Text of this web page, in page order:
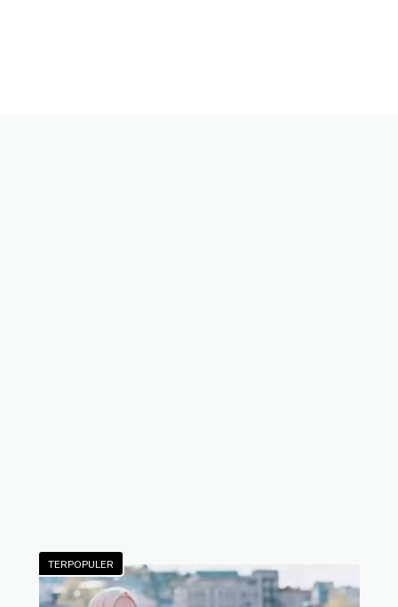
TERPOPULER